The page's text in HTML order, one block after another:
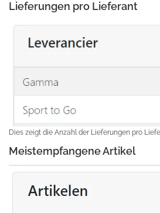
Lieferungen pro Lieferant
Dies zeigt die Anzahl der Lieferungen pro
Meistempfangene Artikel